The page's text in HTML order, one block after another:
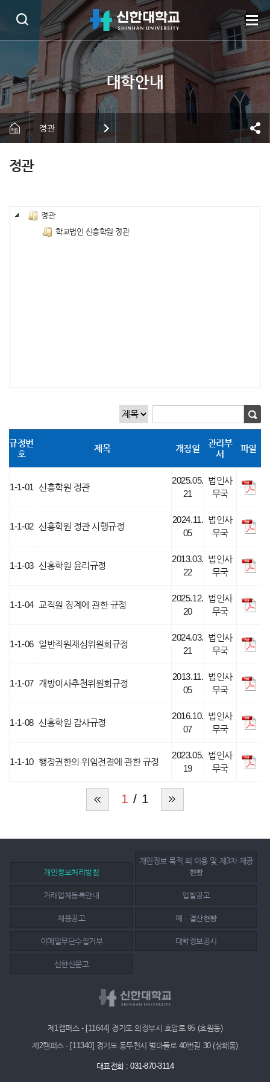
정관
정관
정관
학교법인 신흥학원 정관
규정번
호
제목 개정일
관리부
서
파일
1-1-01 신흥학원 정관
2025.05.
21
법인사
무국
1-1-02 신흥학원 정관 시행규정
2024.11.
05
법인사
무국
1-1-03 신흥학원 윤리규정
2013.03.
22
법인사
무국
1-1-04 교직원 징계에 관한 규정
2025.12.
20
법인사
무국
1-1-06 일반직원재심위원회규정
2024.03.
21
법인사
무국
1-1-07 개방이사추천위원회규정
2013.11.
05
법인사
무국
1-1-08 신흥학원 감사규정
2016.10.
07
법인사
무국
1-1-10 행정권한의 위임전결에 관한 규정
2023.05.
19
법인사
무국
1 1
개인정보처리방침
개인정보 목적 외 이용 및 제3자 제공
현황
거래업체등록안내 입찰공고
채용공고 예ㆍ결산현황
이메일무단수집거부 대학정보공시
신한신문고
제1캠퍼스 - [11644] 경기도 의정부시 호암로 95 (호원동)
제2캠퍼스 - [11340] 경기도 동두천시 벌마들로 40번길 30 (상패동)
대표전화 : 031-870-3114